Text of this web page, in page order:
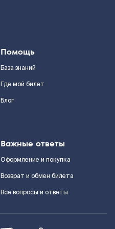
Помощь
База знаний
Где мой билет
Блог
Важные ответы
Оформление и покупка
Возврат и обмен билета
Все вопросы и ответы